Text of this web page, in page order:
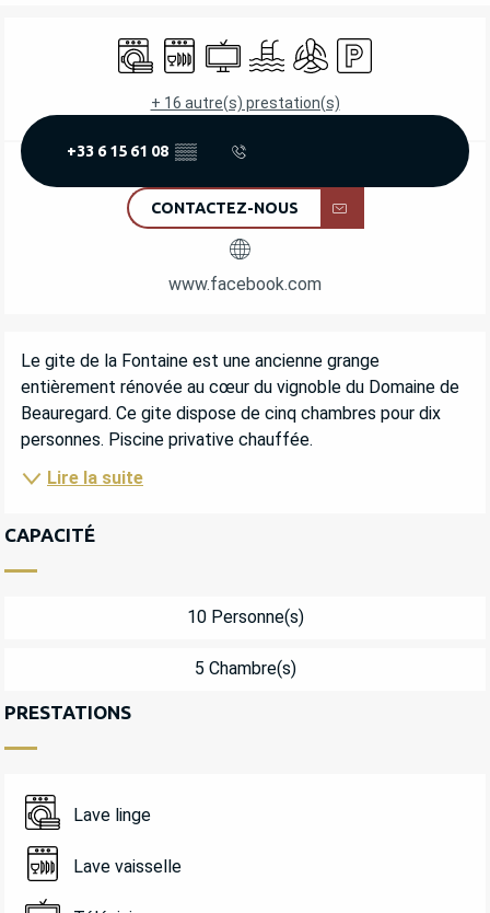
OUVERTURE ET COORDONNÉES
Lave lingeLave vaisselle
TélévisionPiscineAir conditionné
Parking
+ 16 autre(s) prestation(s)
+33 6 15 61 08 ▒▒
CONTACTEZ-NOUS
www.facebook.com
DESCRIPTION
Le gite de la Fontaine est une ancienne grange
entièrement rénovée au cœur du vignoble du Domaine de
Beauregard. Ce gite dispose de cinq chambres pour dix
personnes. Piscine privative chauffée.
Lire la suite
CAPACITÉ
10 Personne(s)
5 Chambre(s)
PRESTATIONS
Lave linge
Lave vaisselle